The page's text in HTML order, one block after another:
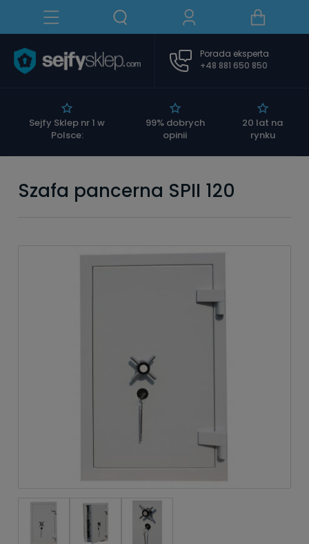
Sejfy Sklep nr 1 w
Polsce:
99% dobrych
opinii
20 lat na
rynku
Porada eksperta
+48 881 650 850
Szafa pancerna SPII 120